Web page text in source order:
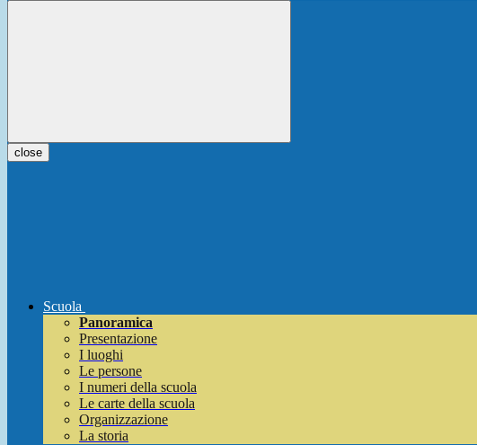
close
Scuola
Panoramica
Presentazione
I luoghi
Le persone
I numeri della scuola
Le carte della scuola
Organizzazione
La storia